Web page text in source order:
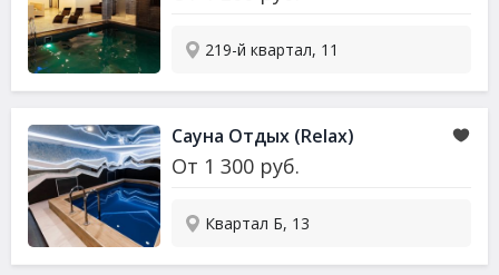
219-й квартал, 11
Сауна Отдых (Relax)
От 1 300 руб.
Квартал Б, 13